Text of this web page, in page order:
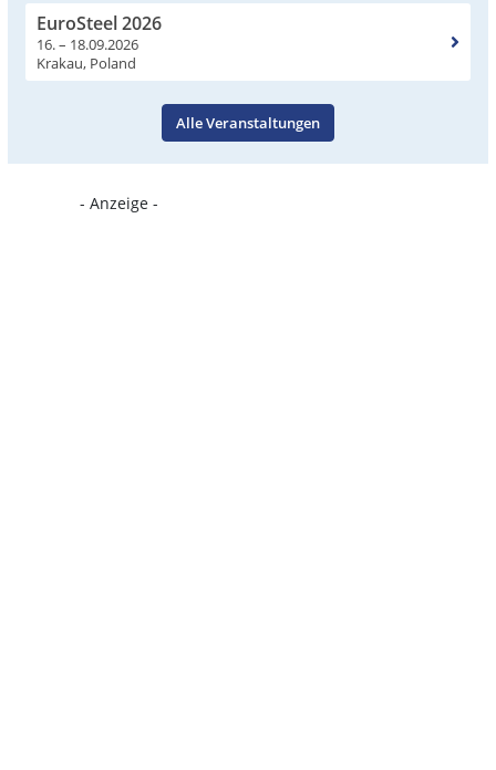
EuroSteel 2026
16. – 18.09.2026
Krakau, Poland
Alle Veranstaltungen
- Anzeige -